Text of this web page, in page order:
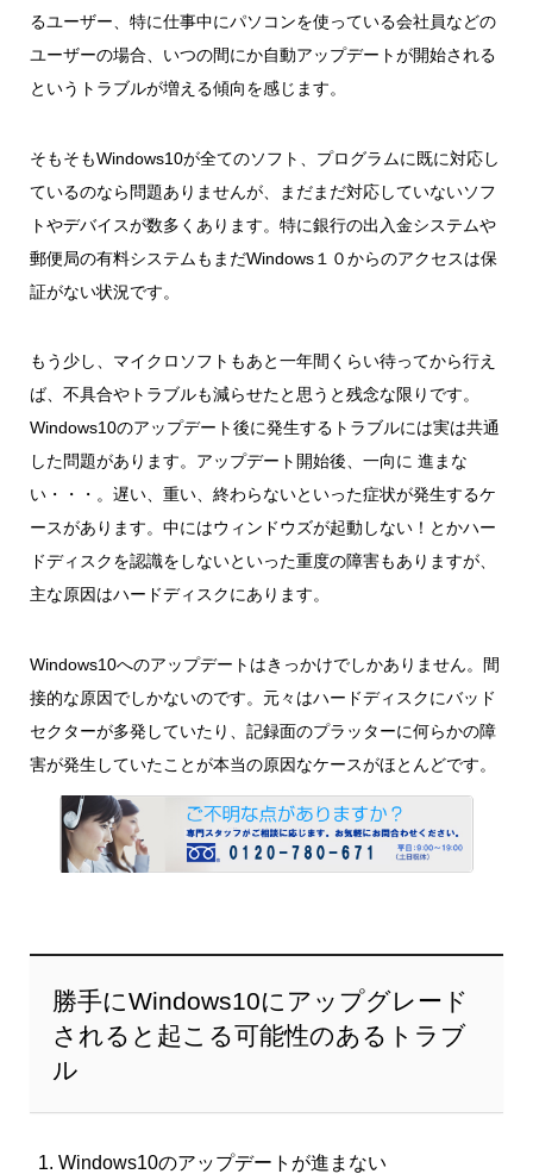
るユーザー、特に仕事中にパソコンを使っている会社員などの
ユーザーの場合、いつの間にか自動アップデートが開始される
というトラブルが増える傾向を感じます。
そもそもWindows10が全てのソフト、プログラムに既に対応し
ているのなら問題ありませんが、まだまだ対応していないソフ
トやデバイスが数多くあります。特に銀行の出入金システムや
郵便局の有料システムもまだWindows１０からのアクセスは保
証がない状況です。
もう少し、マイクロソフトもあと一年間くらい待ってから行え
ば、不具合やトラブルも減らせたと思うと残念な限りです。
Windows10のアップデート後に発生するトラブルには実は共通
した問題があります。アップデート開始後、一向に 進まな
い・・・。遅い、重い、終わらないといった症状が発生するケ
ースがあります。中にはウィンドウズが起動しない！とかハー
ドディスクを認識をしないといった重度の障害もありますが、
主な原因はハードディスクにあります。
Windows10へのアップデートはきっかけでしかありません。間
接的な原因でしかないのです。元々はハードディスクにバッド
セクターが多発していたり、記録面のプラッターに何らかの障
害が発生していたことが本当の原因なケースがほとんどです。
勝手にWindows10にアップグレード
されると起こる可能性のあるトラブ
ル
Windows10のアップデートが進まない